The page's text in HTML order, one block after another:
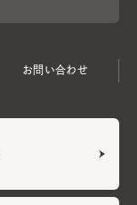
お問い合わせ